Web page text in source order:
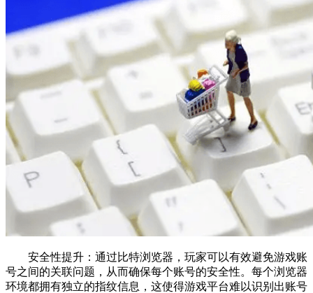
安全性提升：通过比特浏览器，玩家可以有效避免游戏账
号之间的关联问题，从而确保每个账号的安全性。每个浏览器
环境都拥有独立的指纹信息，这使得游戏平台难以识别出账号